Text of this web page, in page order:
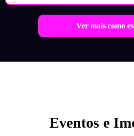
Ver mais como
Eventos e